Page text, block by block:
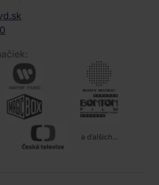
a ďalších...